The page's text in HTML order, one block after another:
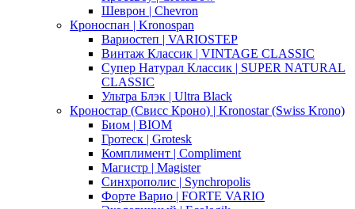
Шеврон | Chevron
Кроноспан | Kronospan
Вариостеп | VARIOSTEP
Винтаж Классик | VINTAGE CLASSIC
Супер Натурал Классик | SUPER NATURAL
CLASSIC
Ультра Блэк | Ultra Black
Кроностар (Свисс Кроно) | Kronostar (Swiss Krono)
Биом | BIOM
Гротеск | Grotesk
Комплимент | Compliment
Магистр | Magister
Синхрополис | Synchropolis
Форте Варио | FORTE VARIO